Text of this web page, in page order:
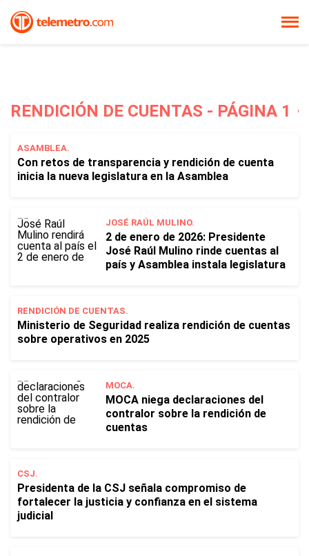
RENDICIÓN DE CUENTAS - PÁGINA 1
ASAMBLEA.
Con retos de transparencia y rendición de cuenta
inicia la nueva legislatura en la Asamblea
JOSÉ RAÚL MULINO.
2 de enero de 2026: Presidente
José Raúl Mulino rinde cuentas al
país y Asamblea instala legislatura
RENDICIÓN DE CUENTAS.
Ministerio de Seguridad realiza rendición de cuentas
sobre operativos en 2025
MOCA.
MOCA niega declaraciones del
contralor sobre la rendición de
cuentas
CSJ.
Presidenta de la CSJ señala compromiso de
fortalecer la justicia y confianza en el sistema
judicial